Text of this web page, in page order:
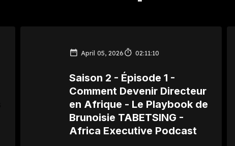
April 05, 2026 02:11:10
Saison 2 - Épisode 1 -
Comment Devenir Directeur
en Afrique - Le Playbook de
Brunoisie TABETSING -
Africa Executive Podcast